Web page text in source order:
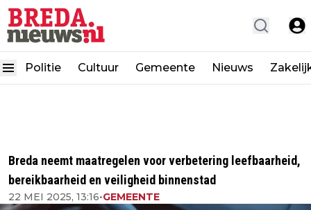
Politie Cultuur Gemeente Nieuws
Breda neemt maatregelen voor verbetering leefbaarheid,
bereikbaarheid en veiligheid binnenstad
22 MEI 2025, 13:16•GEMEENTE